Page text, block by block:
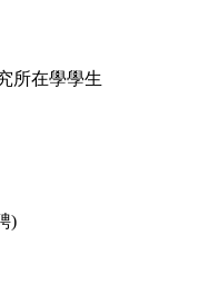
所在學學生
)